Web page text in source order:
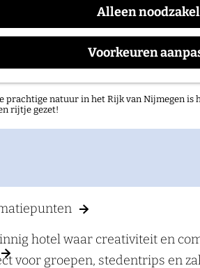
Alleen
Voorkeuren
in het Rijk van Nijmegen
prachtige natuur in het Rijk van Nijmegen is
rijtje gezet!
hotel waar creativiteit en
voor groepen, stedentrips en